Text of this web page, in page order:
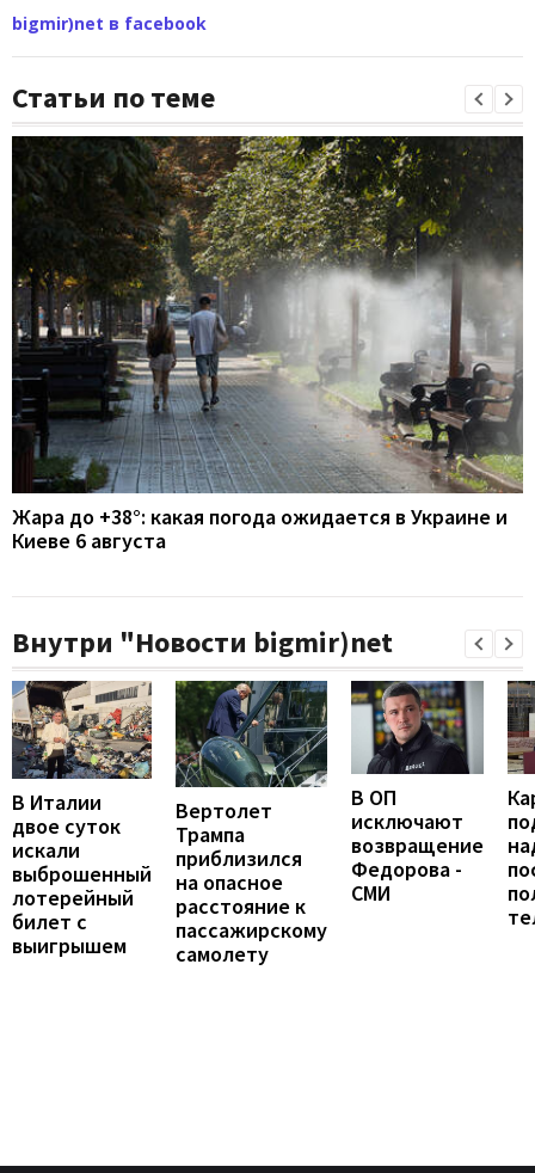
bigmir)net в facebook
Статьи по теме
Жара до +38°: какая погода ожидается в Украине и
Киеве 6 августа
Внутри "Новости bigmir)net
В Италии
двое суток
искали
выброшенный
лотерейный
билет с
выигрышем
Вертолет
Трампа
приблизился
на опасное
расстояние к
пассажирскому
самолету
В ОП
исключают
возвращение
Федорова -
СМИ